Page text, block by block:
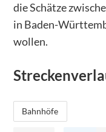
die Schätze
in Baden-
wollen.
Bahnhöfe